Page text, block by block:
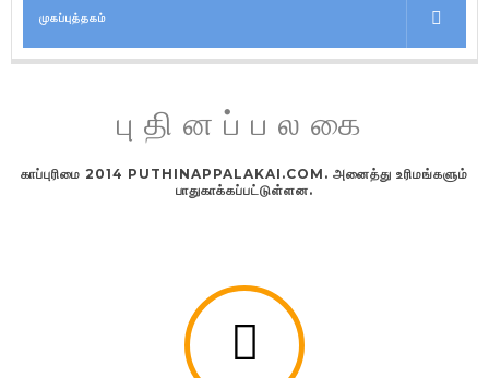
முகப்புத்தகம்
புதினப்பலகை
காப்புரிமை 2014 PUTHINAPPALAKAI.COM. அனைத்து உரிமங்களும்
பாதுகாக்கப்பட்டுள்ளன.